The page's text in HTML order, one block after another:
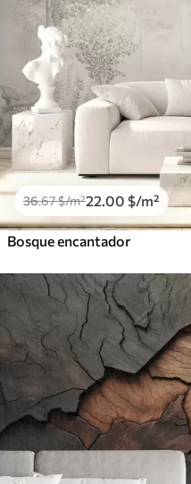
36.67$/m²22 .00 $/m²
Bosque encantador